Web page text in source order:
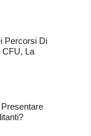
Percorsi Di
CFU, La